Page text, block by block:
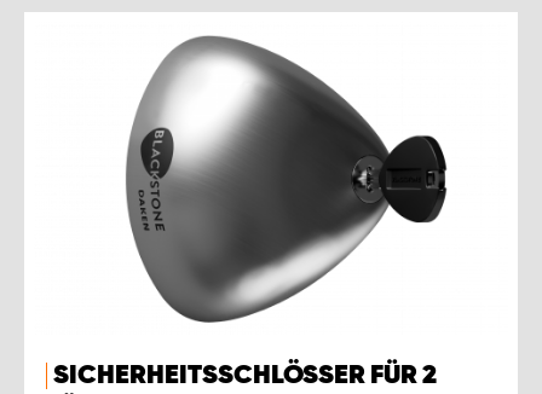
SICHERHEITSSCHLÖSSER FÜR 2